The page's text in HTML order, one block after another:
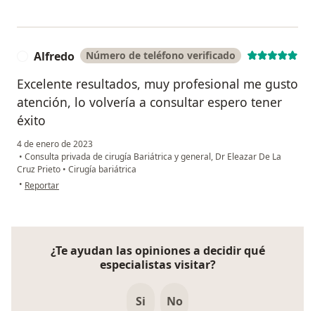
Alfredo Número de teléfono verificado
Excelente resultados, muy profesional me gusto
atención, lo volvería a consultar espero tener
éxito
4 de enero de 2023
• Consulta privada de cirugía Bariátrica y general, Dr Eleazar De La
Cruz Prieto • Cirugía bariátrica
• en opinión del usuario Alfredo
Reportar
¿Te ayudan las opiniones a decidir qué
especialistas visitar?
Si No